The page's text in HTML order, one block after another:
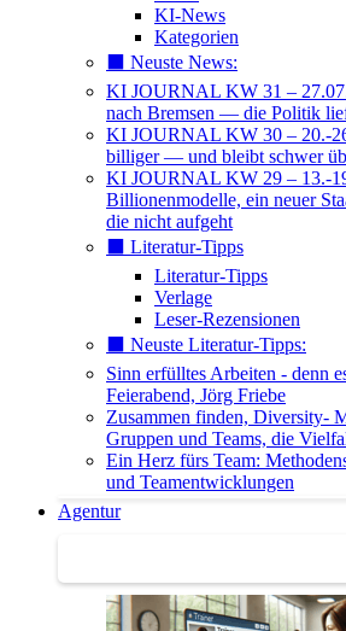
KI-News
Kategorien
⬛️ Neuste News:
KI JOURNAL KW 31 –
nach Bremsen — die Politik
KI JOURNAL KW 30 – 20.-
billiger — und bleibt schwer
KI JOURNAL KW 29 – 13.-
Billionenmodelle, ein neuer
die nicht aufgeht
⬛️ Literatur-Tipps
Literatur-Tipps
Verlage
Leser-Rezensionen
⬛️ Neuste Literatur-Tipps:
Sinn erfülltes Arbeiten - denn
Feierabend, Jörg Friebe
Zusammen finden, Diversity-
Gruppen und Teams, die
Ein Herz fürs Team:
und Teamentwicklungen
Agentur